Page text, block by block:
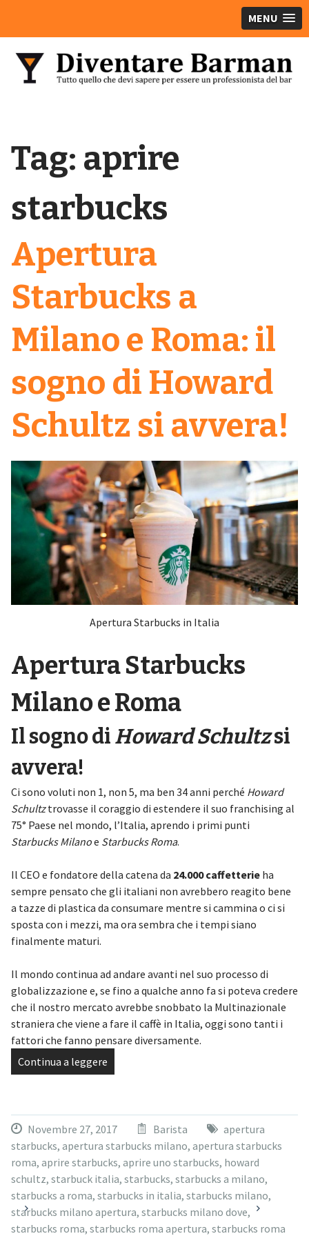
MENU
Tag: aprire
starbucks
Apertura
Starbucks a
Milano e Roma: il
sogno di Howard
Schultz si avvera!
Apertura Starbucks in Italia
Apertura Starbucks
Milano e Roma
Il sogno diHoward Schultzsi
avvera!
Ci sono voluti non 1, non 5, ma ben 34 anni perché Howard
Schultztrovasse il coraggio di estendere il suo franchising al
75° Paese nel mondo, l’Italia, aprendo i primi punti
Starbucks Milanoe Starbucks Roma.
Il CEO e fondatore della catena da 24.000 caffetterieha
sempre pensato che gli italiani non avrebbero reagito bene
a tazze di plastica da consumare mentre si cammina o ci si
sposta con i mezzi, ma ora sembra che i tempi siano
finalmente maturi.
Il mondo continua ad andare avanti nel suo processo di
globalizzazione e, se fino a qualche anno fa si poteva credere
che il nostro mercato avrebbe snobbato la Multinazionale
straniera che viene a fare il caffè in Italia, oggi sono tanti i
fattori che fanno pensare diversamente.
Continua a leggere
Novembre 27, 2017 Barista
apertura
starbucks, apertura starbucks milano, apertura starbucks
roma, aprire starbucks, aprire uno starbucks, howard
schultz, starbuck italia, starbucks, starbucks a milano,
starbucks a roma, starbucks in italia, starbucks milano,
starbucks milano apertura, starbucks milano dove,
starbucks roma, starbucks roma apertura, starbucks roma